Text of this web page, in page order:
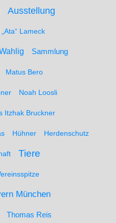
Ausstellung
Lameck
Sammlung
Matus Bero
Noah Loosli
Itzhak Bruckner
Hühner Herdenschutz
Tiere
München
Thomas Reis